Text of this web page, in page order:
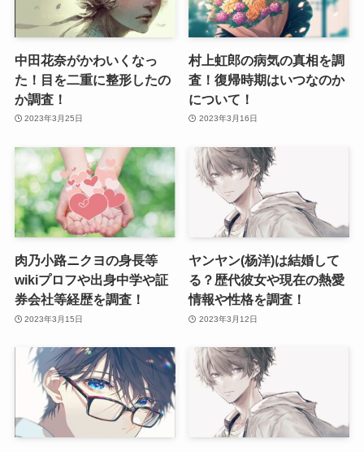
中田花奈がかわいくなっ
た！目を二重に整形したの
か調査！
2023年3月25日
村上虹郎の病気の真相を調
査！復帰時期はいつなのか
について！
2023年3月16日
肉乃小路ニクヨの身長等
wikiプロフや出身中学や証
券会社等経歴を調査！
2023年3月15日
ヤンヤン(杨洋)は結婚して
る？歴代彼女や現在の熱愛
情報や性格を調査！
2023年3月12日